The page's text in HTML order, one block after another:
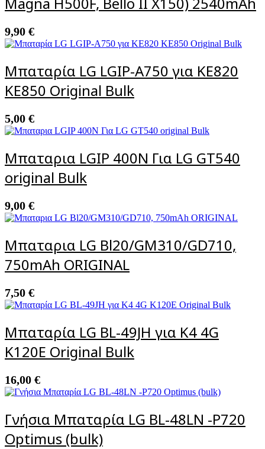
9,90 €
Μπαταρία LG LGIP-A750 για KE820
KE850 Original Bulk
5,00 €
Μπαταρια LGIP 400N Για LG GT540
original Bulk
9,00 €
Μπαταρια LG Bl20/GM310/GD710,
750mAh ORIGINAL
7,50 €
Μπαταρία LG BL-49JH για K4 4G
K120E Original Bulk
16,00 €
Γνήσια Μπαταρία LG BL-48LN -P720
Optimus (bulk)